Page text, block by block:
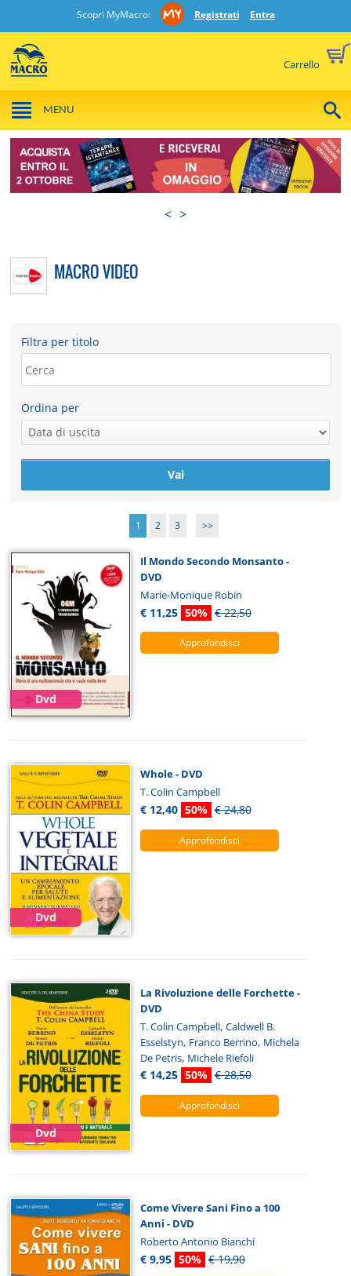
Scopri MyMacro: Registrati Entra
Carrello
MENU
< >
MACRO VIDEO
Filtra per titolo
Ordina per
1 2 3 >>
Dvd
Il Mondo Secondo Monsanto -
DVD
Marie-Monique Robin
€ 11,25 50% € 22,50
Approfondisci
Dvd
Whole - DVD
T. Colin Campbell
€ 12,40 50% € 24,80
Approfondisci
Dvd
La Rivoluzione delle Forchette -
DVD
T. Colin Campbell, Caldwell B.
Esselstyn, Franco Berrino, Michela
De Petris, Michele Riefoli
€ 14,25 50% € 28,50
Approfondisci
Come Vivere Sani Fino a 100
Anni - DVD
Roberto Antonio Bianchi
€ 9,95 50% € 19,90